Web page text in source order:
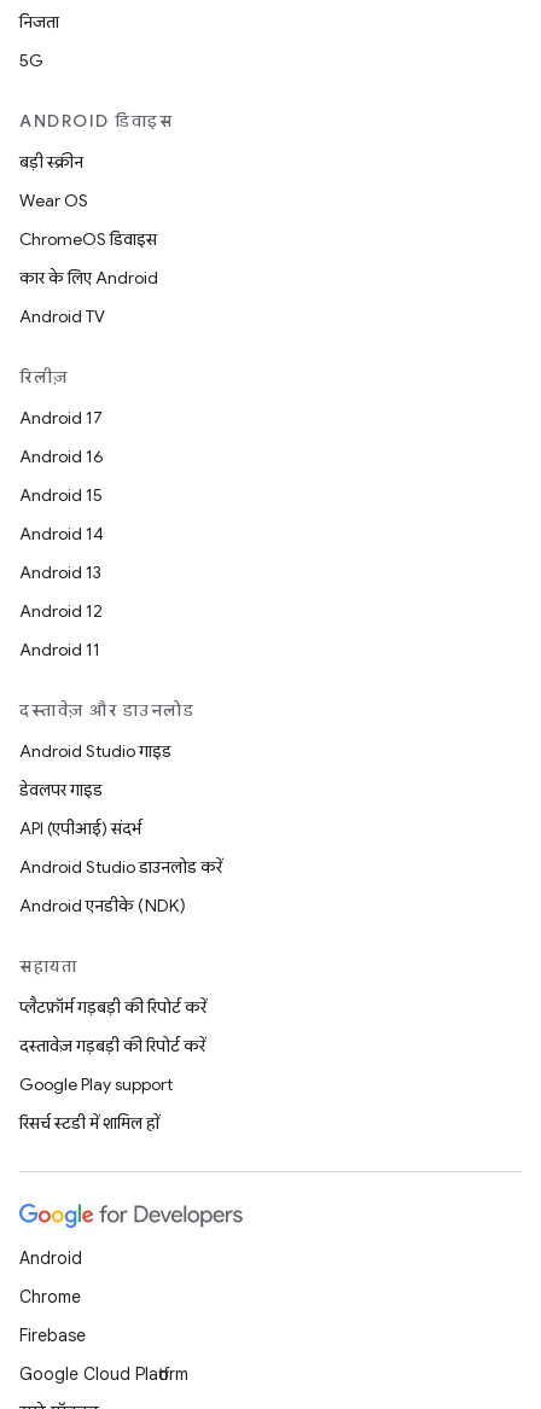
निजता
5G
ANDROID डिवाइस
बड़ी स्क्रीन
Wear OS
ChromeOS डिवाइस
कार के लिए Android
Android TV
रिलीज़
Android 17
Android 16
Android 15
Android 14
Android 13
Android 12
Android 11
दस्तावेज़ और डाउनलोड
Android Studio गाइड
डेवलपर गाइड
API (एपीआई) संदर्भ
Android Studio डाउनलोड करें
Android एनडीके (NDK)
सहायता
प्लैटफ़ॉर्म गड़बड़ी की रिपोर्ट करें
दस्तावेज़ गड़बड़ी की रिपोर्ट करें
Google Play support
रिसर्च स्टडी में शामिल हों
Android
Chrome
Firebase
Google Cloud Platform